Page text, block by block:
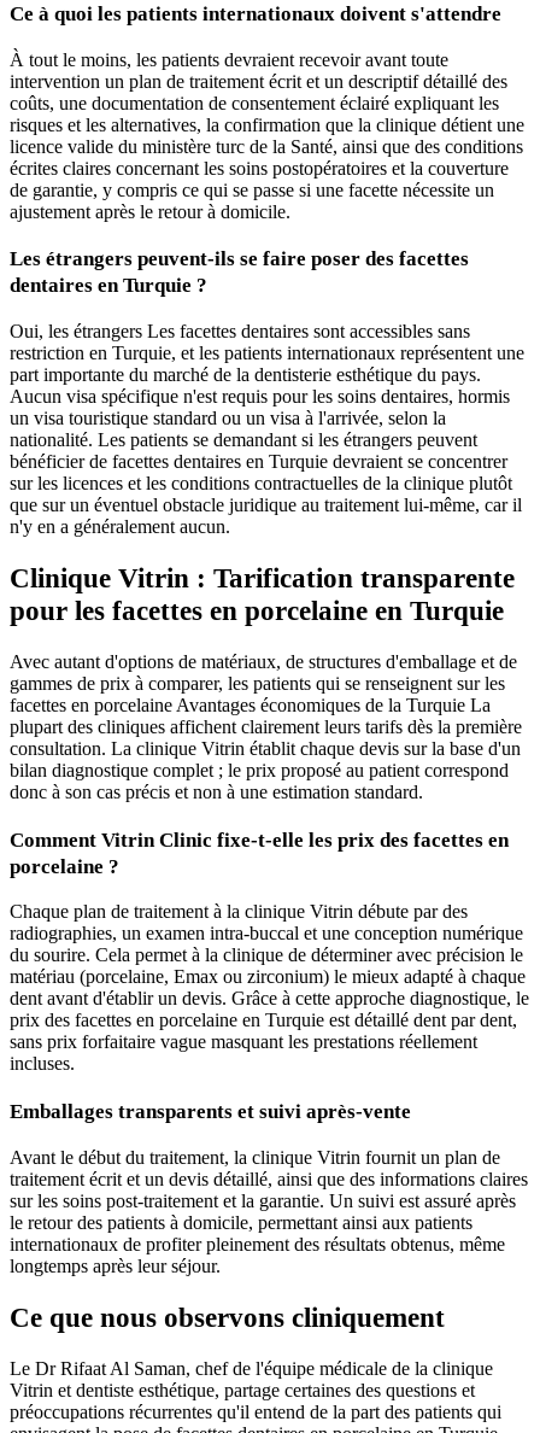
Ce à quoi les patients internationaux doivent s'attendre
À tout le moins, les patients devraient recevoir avant toute
intervention un plan de traitement écrit et un descriptif détaillé des
coûts, une documentation de consentement éclairé expliquant les
risques et les alternatives, la confirmation que la clinique détient une
licence valide du ministère turc de la Santé, ainsi que des conditions
écrites claires concernant les soins postopératoires et la couverture
de garantie, y compris ce qui se passe si une facette nécessite un
ajustement après le retour à domicile.
Les étrangers peuvent-ils se faire poser des facettes
dentaires en Turquie ?
Oui, les étrangers Les facettes dentaires sont accessibles sans
restriction en Turquie, et les patients internationaux représentent une
part importante du marché de la dentisterie esthétique du pays.
Aucun visa spécifique n'est requis pour les soins dentaires, hormis
un visa touristique standard ou un visa à l'arrivée, selon la
nationalité. Les patients se demandant si les étrangers peuvent
bénéficier de facettes dentaires en Turquie devraient se concentrer
sur les licences et les conditions contractuelles de la clinique plutôt
que sur un éventuel obstacle juridique au traitement lui-même, car il
n'y en a généralement aucun.
Clinique Vitrin : Tarification transparente
pour les facettes en porcelaine en Turquie
Avec autant d'options de matériaux, de structures d'emballage et de
gammes de prix à comparer, les patients qui se renseignent sur les
facettes en porcelaine Avantages économiques de la Turquie La
plupart des cliniques affichent clairement leurs tarifs dès la première
consultation. La clinique Vitrin établit chaque devis sur la base d'un
bilan diagnostique complet ; le prix proposé au patient correspond
donc à son cas précis et non à une estimation standard.
Comment Vitrin Clinic fixe-t-elle les prix des facettes en
porcelaine ?
Chaque plan de traitement à la clinique Vitrin débute par des
radiographies, un examen intra-buccal et une conception numérique
du sourire. Cela permet à la clinique de déterminer avec précision le
matériau (porcelaine, Emax ou zirconium) le mieux adapté à chaque
dent avant d'établir un devis. Grâce à cette approche diagnostique, le
prix des facettes en porcelaine en Turquie est détaillé dent par dent,
sans prix forfaitaire vague masquant les prestations réellement
incluses.
Emballages transparents et suivi après-vente
Avant le début du traitement, la clinique Vitrin fournit un plan de
traitement écrit et un devis détaillé, ainsi que des informations claires
sur les soins post-traitement et la garantie. Un suivi est assuré après
le retour des patients à domicile, permettant ainsi aux patients
internationaux de profiter pleinement des résultats obtenus, même
longtemps après leur séjour.
Ce que nous observons cliniquement
Le Dr Rifaat Al Saman, chef de l'équipe médicale de la clinique
Vitrin et dentiste esthétique, partage certaines des questions et
préoccupations récurrentes qu'il entend de la part des patients qui